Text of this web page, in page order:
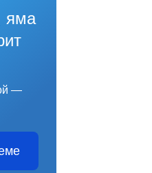
яма
—